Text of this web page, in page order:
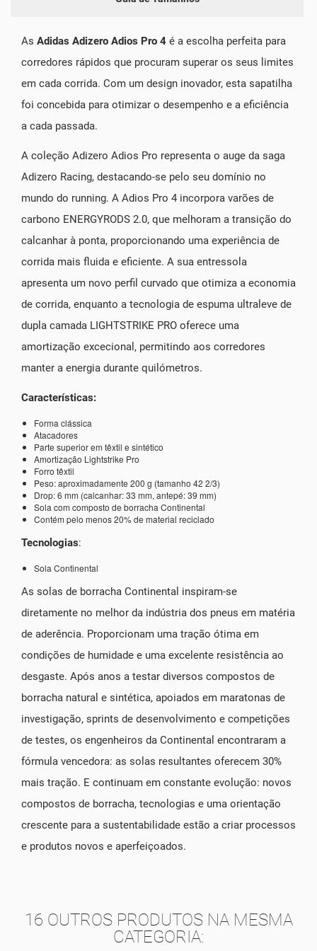
As Adidas Adizero Adios Pro 4 é a escolha perfeita para
corredores rápidos que procuram superar os seus limites
em cada corrida. Com um design inovador, esta sapatilha
foi concebida para otimizar o desempenho e a eficiência
a cada passada.
A coleção Adizero Adios Pro representa o auge da saga
Adizero Racing, destacando-se pelo seu domínio no
mundo do running. A Adios Pro 4 incorpora varões de
carbono ENERGYRODS 2.0, que melhoram a transição do
calcanhar à ponta, proporcionando uma experiência de
corrida mais fluida e eficiente. A sua entressola
apresenta um novo perfil curvado que otimiza a economia
de corrida, enquanto a tecnologia de espuma ultraleve de
dupla camada LIGHTSTRIKE PRO oferece uma
amortização excecional, permitindo aos corredores
manter a energia durante quilómetros.
Características:
Forma clássica
Atacadores
Parte superior em têxtil e sintético
Amortização Lightstrike Pro
Forro têxtil
Peso: aproximadamente 200 g (tamanho 42 2/3)
Drop: 6 mm (calcanhar: 33 mm, antepé: 39 mm)
Sola com composto de borracha Continental
Contém pelo menos 20% de material reciclado
Tecnologias:
Sola Continental
As solas de borracha Continental inspiram-se
diretamente no melhor da indústria dos pneus em matéria
de aderência. Proporcionam uma tração ótima em
condições de humidade e uma excelente resistência ao
desgaste. Após anos a testar diversos compostos de
borracha natural e sintética, apoiados em maratonas de
investigação, sprints de desenvolvimento e competições
de testes, os engenheiros da Continental encontraram a
fórmula vencedora: as solas resultantes oferecem 30%
mais tração. E continuam em constante evolução: novos
compostos de borracha, tecnologias e uma orientação
crescente para a sustentabilidade estão a criar processos
e produtos novos e aperfeiçoados.
16 OUTROS PRODUTOS NA MESMA
CATEGORIA: